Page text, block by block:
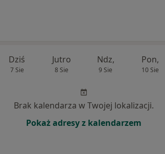
Dziś
7 Sie
Jutro
8 Sie
Ndz,
9 Sie
Pon,
10 Sie
Brak kalendarza w Twojej lokalizacji.
Pokaż adresy z kalendarzem